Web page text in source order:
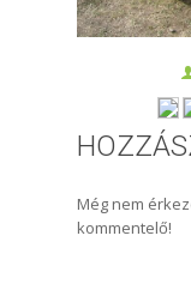
Még nem
kommentelő!